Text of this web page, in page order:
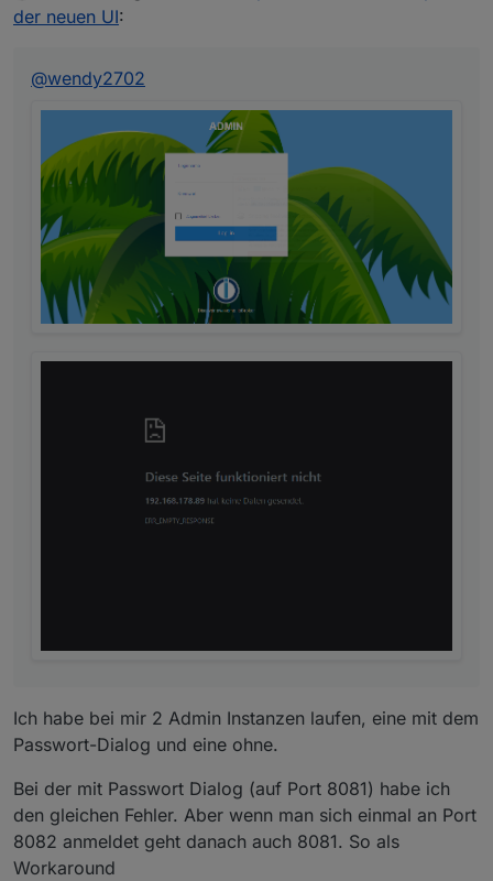
password and authentication (coming)
Rating of adapters: Users can now rate the
adapters they use with up to 5 stars and also
for each adapter version to give the developer
feedback if the version works as expected.
More Transparent adapter update
: When an
Adapter update is available the Admin shows
the relevant part of the changelog for review by
the user before installing the version. Also pot
failing dependencies to other adapters are
longer offer it. A manual update via CLI is still
possible.
to update multiple adapters the user can
choose which adapters he wants to update.
Tile view of instances
der neuen UI:
@wendy2702
Ich habe bei mir 2 Admin Instanzen laufen, eine mit dem
Passwort-Dialog und eine ohne.
Bei der mit Passwort Dialog (auf Port 8081) habe ich
den gleichen Fehler. Aber wenn man sich einmal an Port
8082 anmeldet geht danach auch 8081. So als
Workaround